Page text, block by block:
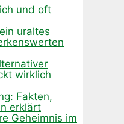
und oft
uraltes
wirklich
Fakten,
erklärt
Geheimnis im